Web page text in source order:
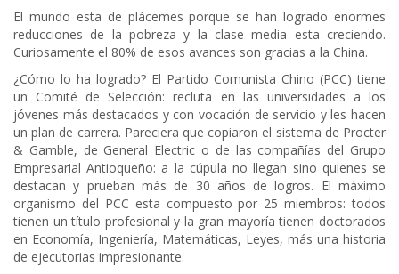
El mundo esta de plácemes porque se han logrado enormes
reducciones de la pobreza y la clase media esta creciendo.
Curiosamente el 80% de esos avances son gracias a la China.
¿Cómo lo ha logrado? El Partido Comunista Chino (PCC) tiene
un Comité de Selección: recluta en las universidades a los
jóvenes más destacados y con vocación de servicio y les hacen
un plan de carrera. Pareciera que copiaron el sistema de Procter
& Gamble, de General Electric o de las compañías del Grupo
Empresarial Antioqueño: a la cúpula no llegan sino quienes se
destacan y prueban más de 30 años de logros. El máximo
organismo del PCC esta compuesto por 25 miembros: todos
tienen un título profesional y la gran mayoría tienen doctorados
en Economía, Ingeniería, Matemáticas, Leyes, más una historia
de ejecutorias impresionante.